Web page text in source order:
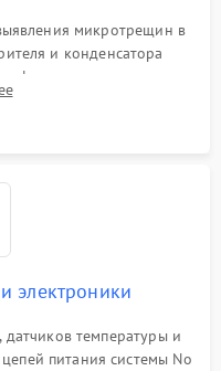
микротрещин в
и конденсатора
фильтра-осушителя и
устранения засоров.
электроники
температуры и
питания системы No